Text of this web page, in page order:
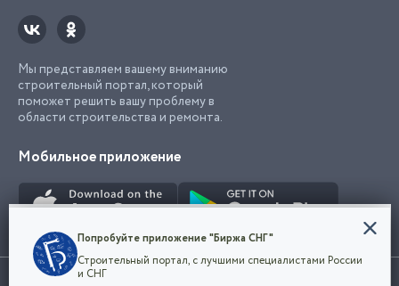
Мы представляем вашему вниманию
строительный портал, который
поможет решить вашу проблему в
области строительства и ремонта.
Мобильное приложение
Использование сайта, в том числе подача объявлений, означает
Конфиденциальность
Мы используем файлы cookie, чтобы сделать
наш сайт удобным для каждого
Попробуйте приложение "Биржа СНГ"
Строительный портал, с лучшими специалистами России
и СНГ